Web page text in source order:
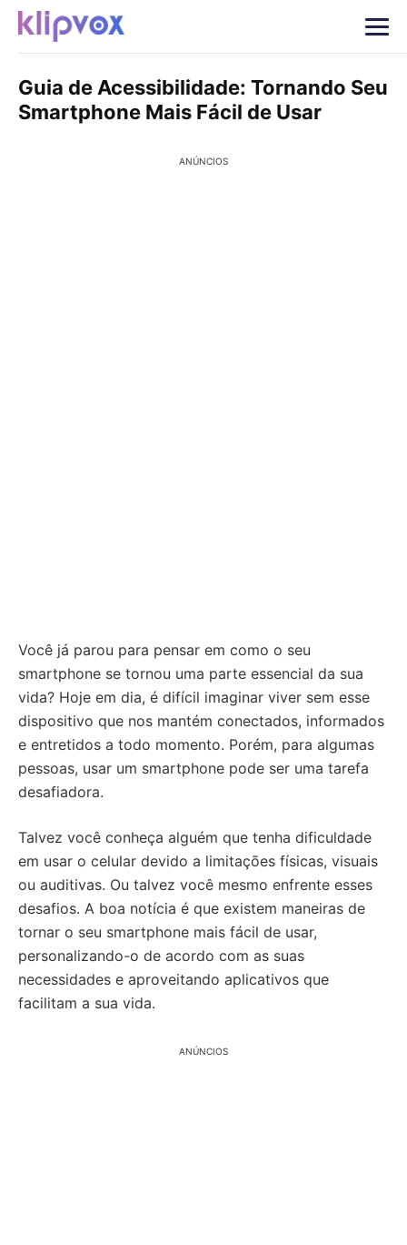
Guia de Acessibilidade: Tornando Seu
Smartphone Mais Fácil de Usar
ANÚNCIOS
Você já parou para pensar em como o seu
smartphone se tornou uma parte essencial da sua
vida? Hoje em dia, é difícil imaginar viver sem esse
dispositivo que nos mantém conectados, informados
e entretidos a todo momento. Porém, para algumas
pessoas, usar um smartphone pode ser uma tarefa
desafiadora.
Talvez você conheça alguém que tenha dificuldade
em usar o celular devido a limitações físicas, visuais
ou auditivas. Ou talvez você mesmo enfrente esses
desafios. A boa notícia é que existem maneiras de
tornar o seu smartphone mais fácil de usar,
personalizando-o de acordo com as suas
necessidades e aproveitando aplicativos que
facilitam a sua vida.
ANÚNCIOS